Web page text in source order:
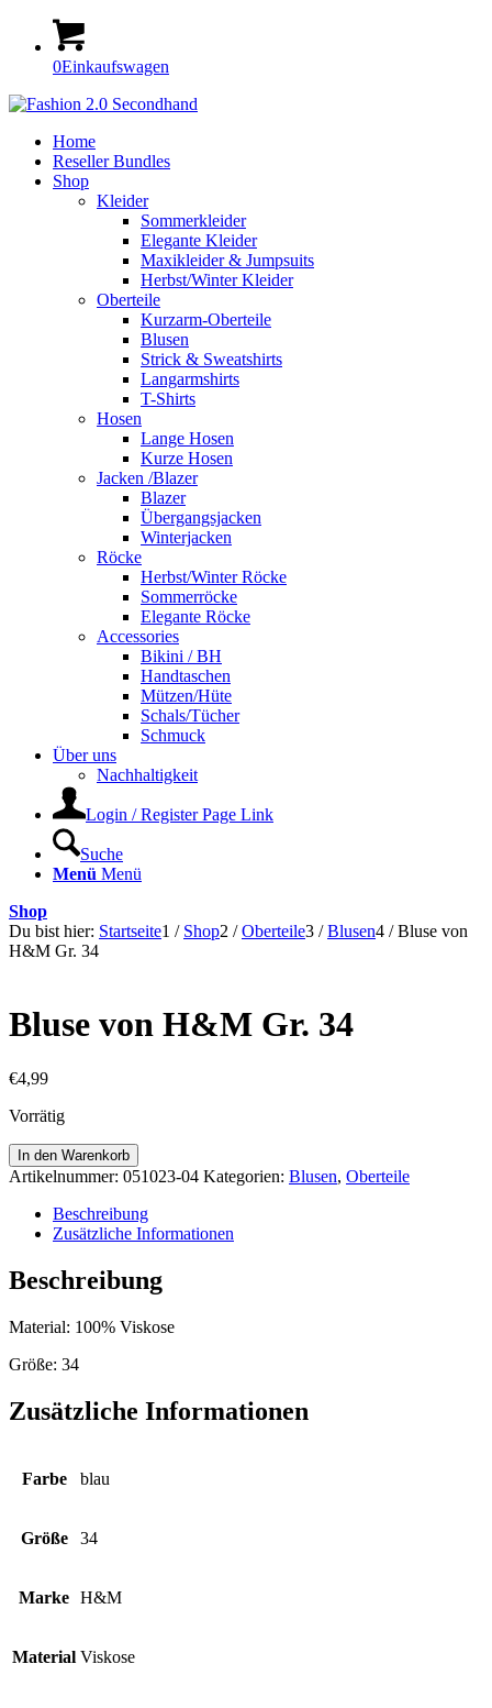
0Einkaufswagen
Home
Reseller Bundles
Shop
Kleider
Sommerkleider
Elegante Kleider
Maxikleider & Jumpsuits
Herbst/Winter Kleider
Oberteile
Kurzarm-Oberteile
Blusen
Strick & Sweatshirts
Langarmshirts
T-Shirts
Hosen
Lange Hosen
Kurze Hosen
Jacken /Blazer
Blazer
Übergangsjacken
Winterjacken
Röcke
Herbst/Winter Röcke
Sommerröcke
Elegante Röcke
Accessories
Bikini / BH
Handtaschen
Mützen/Hüte
Schals/Tücher
Schmuck
Über uns
Nachhaltigkeit
Login / Register Page Link
Suche
Menü Menü
Shop
Du bist hier: Startseite1 / Shop2 / Oberteile3 / Blusen4 / Bluse von
H&M Gr. 34
Bluse von H&M Gr. 34
€4,99
Vorrätig
Bluse
von
In den Warenkorb
Artikelnummer: 051023-04 Kategorien: Blusen, Oberteile
Beschreibung
Zusätzliche Informationen
Beschreibung
Material: 100% Viskose
Größe: 34
Zusätzliche Informationen
Farbe blau
Größe 34
Marke H&M
Material Viskose